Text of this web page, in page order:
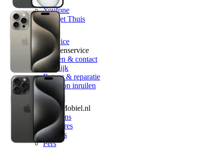
Youfone
Budget Thuis
Delta
Klantenservice
Klantenservice
Vragen & contact
Zakelijk
Retour & reparatie
Telefoon inruilen
Over ons
Over Mobiel.nl
Over ons
Vacatures
Nieuws
Pers